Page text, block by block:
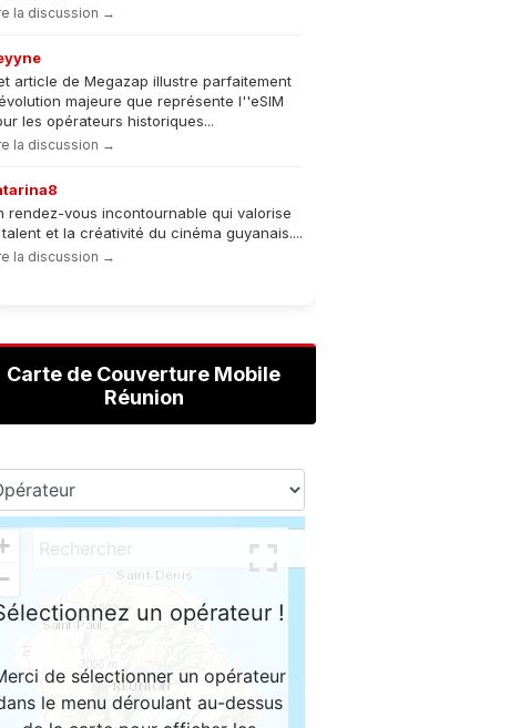
la discussion →
article de Megazap illustre parfaitement
majeure que représente l''eSIM
les opérateurs historiques...
la discussion →
rendez-vous incontournable qui valorise
et la créativité du cinéma guyanais....
la discussion →
Carte de Couverture Mobile
Réunion